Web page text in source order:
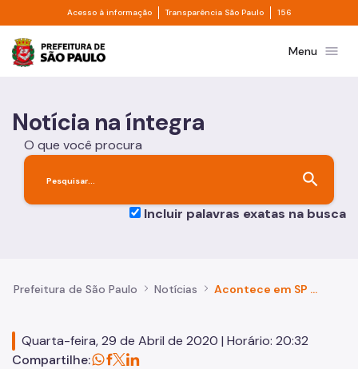
Pular para o Conteúdo principal
Acesso à informação Divisor de acesso à informação
Transparência São Paulo Divisor de
156
Prefeitura de São PauloMenu menu
Notícia na íntegra
O que você procura
search
Incluir palavras exatas na busca
Prefeitura de São Paulo Notícias Acontece em SP #45 - Coronavírus: Animais de estimação
Quarta-feira, 29 de Abril de 2020 | Horário: 20:32
Compartilhe: